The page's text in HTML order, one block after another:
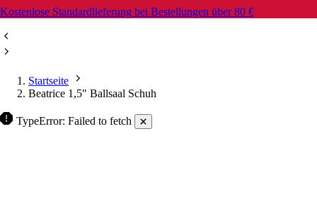
Startseite
Beatrice 1,5" Ballsaal Schuh
TypeError: Failed to fetch